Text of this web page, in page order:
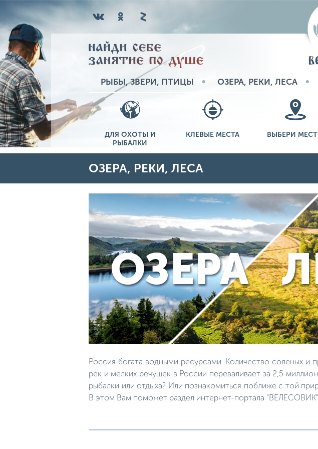
РЫБЫ, ЗВЕРИ, ПТИЦЫ ОЗЕРА, РЕКИ, ЛЕСА
ДЛЯ ОХОТЫ И
РЫБАЛКИ
КЛЕВЫЕ МЕСТА ВЫБЕРИ
ОЗЕРА, РЕКИ, ЛЕСА
Россия богата водными ресурсами. Количество соленых и
рек и мелких речушек в России переваливает за 2,5
рыбалки или отдыха? Или познакомиться поближе с той
В этом Вам поможет раздел интернет-портала